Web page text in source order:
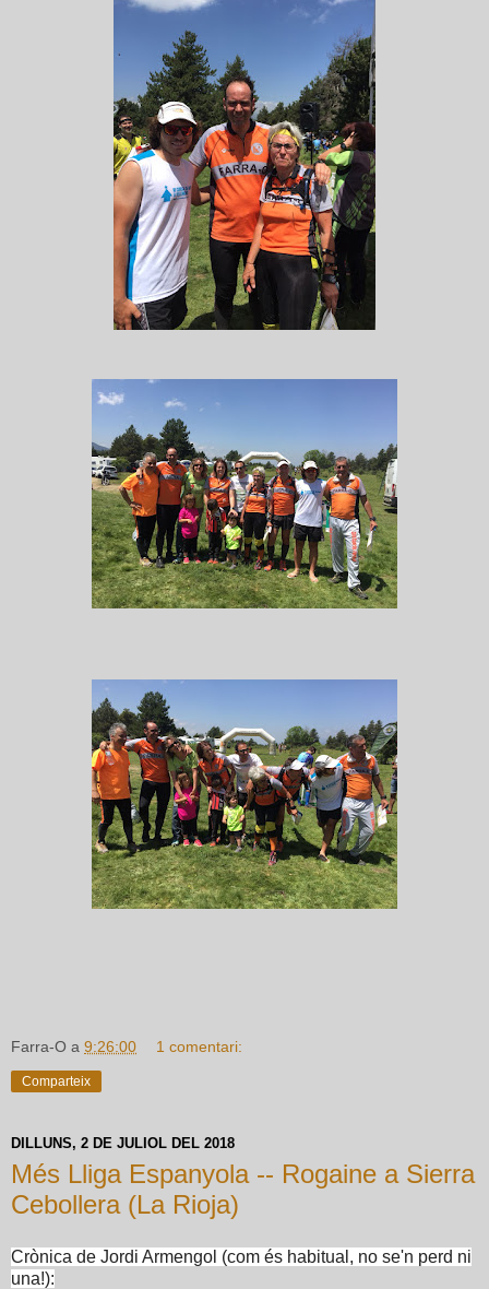
Farra-O a 9:26:00 1 comentari:
Comparteix
DILLUNS, 2 DE JULIOL DEL 2018
Més Lliga Espanyola -- Rogaine a Sierra
Cebollera (La Rioja)
Crònica de Jordi Armengol (com és habitual, no se'n perd ni
una!):